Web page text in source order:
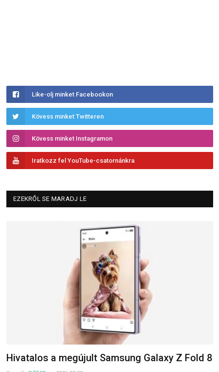
Like-olj minket Facebookon
Kövess minket Twitteren
Kövess minket Instagramon
Iratkozz fel YouTube-csatornánkra
EZEKRŐL SE MARADJ LE
Hivatalos a megújult Samsung Galaxy Z Fold 8